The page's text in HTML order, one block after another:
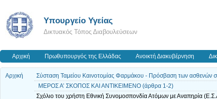
Υπουργείο Υγείας
Δικτυακός Τόπος Διαβουλεύσεων
Αρχική Πρωθυπουργός της Ελλάδας Ανοικτή Διακυβέρνηση
Αρχική
Σύσταση Ταμείου Καινοτομίας Φαρμάκου - Πρόσβαση των ασθενών σε
ΜΕΡΟΣ Α’ ΣΚΟΠΟΣ ΚΑΙ ΑΝΤΙΚΕΙΜΕΝΟ (άρθρα 1-2)
Σχόλιο του χρήστη Εθνική Συνομοσπονδία Ατόμων με Αναπηρία